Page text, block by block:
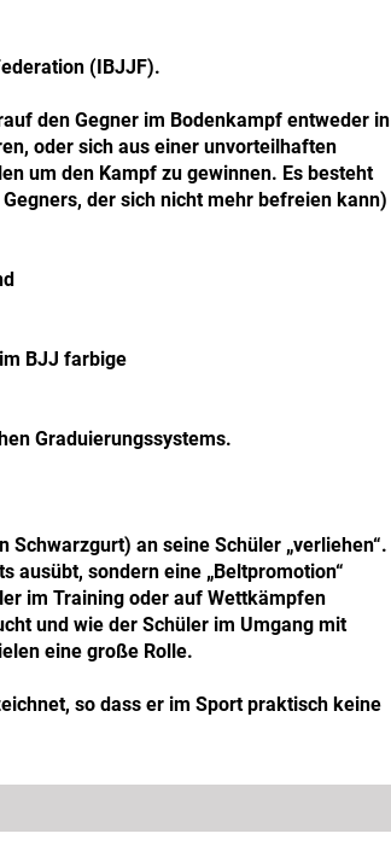
(IBJJF).
den Gegner im Bodenkampf entweder in
oder sich aus einer unvorteilhaften
um den Kampf zu gewinnen. Es besteht
der sich nicht mehr befreien kann)
BJJ farbige
Graduierungssystems.
an seine Schüler „verliehen“.
ausübt, sondern eine „Beltpromotion“
im Training oder auf Wettkämpfen
und wie der Schüler im Umgang mit
eine große Rolle.
so dass er im Sport praktisch keine